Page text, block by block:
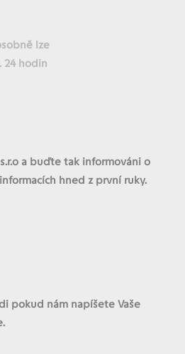
lze
24 hodin
a buďte tak informováni o
hned z první ruky.
pokud nám napíšete Vaše